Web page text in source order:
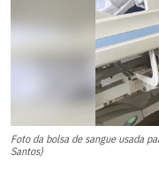
Foto da bolsa de sangue usada
Santos)